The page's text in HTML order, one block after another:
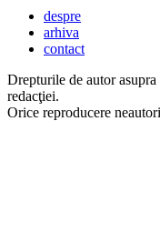
despre
arhiva
contact
Drepturile de autor
redacţiei.
Orice reproducere